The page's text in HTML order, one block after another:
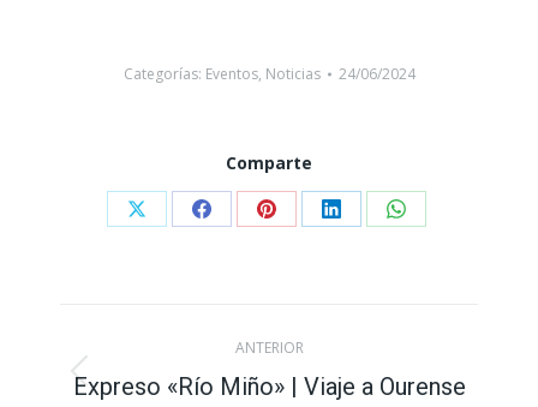
Categorías: Eventos, Noticias 24/06/2024
Comparte
CompartirCompartirCompartirCompartirCompartir
Navegación
entre
ANTERIOR
Publicación
Expreso «Río Miño» | Viaje a Ourense